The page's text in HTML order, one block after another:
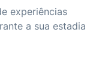
experiências
a sua estadia